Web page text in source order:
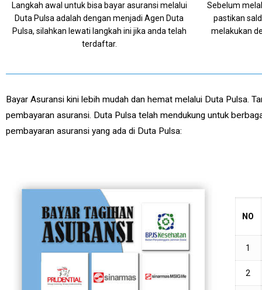
Langkah awal untuk bisa bayar asuransi melalui
Duta Pulsa adalah dengan menjadi Agen Duta
Pulsa, silahkan lewati langkah ini jika anda telah
terdaftar.
Sebelum
pastikan
melakukan
Bayar Asuransi kini lebih mudah dan hemat melalui Duta Pulsa.
pembayaran asuransi. Duta Pulsa telah mendukung untuk
pembayaran asuransi yang ada di Duta Pulsa:
NO
1
2